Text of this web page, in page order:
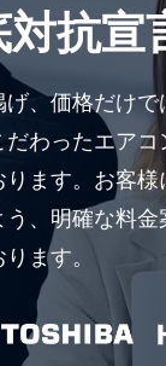
抗宣
、価格だけで
わったエア
ります。お客
、明確な料金
ます。